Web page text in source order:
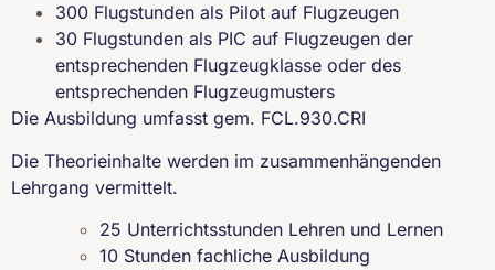
300 Flugstunden als Pilot auf Flugzeugen
30 Flugstunden als PIC auf Flugzeugen der
entsprechenden Flugzeugklasse oder des
entsprechenden Flugzeugmusters
Die Ausbildung umfasst gem. FCL.930.CRI
Die Theorieinhalte werden im zusammenhängenden
Lehrgang vermittelt.
25 Unterrichtsstunden Lehren und Lernen
10 Stunden fachliche Ausbildung